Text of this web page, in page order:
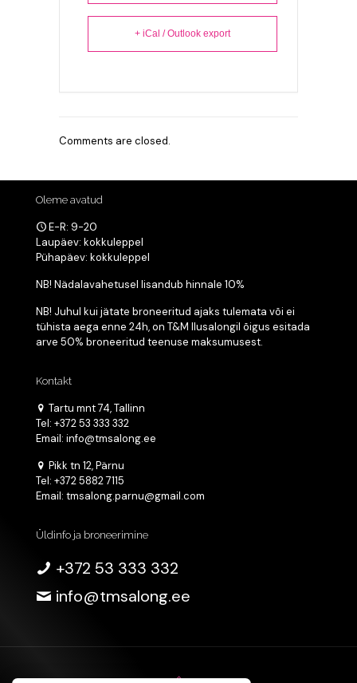
+ iCal / Outlook export
Comments are closed.
Oleme avatud
E-R: 9-20
Laupäev: kokkuleppel
Pühapäev: kokkuleppel
NB! Nädalavahetusel lisandub hinnale 10%
NB! Juhul kui jätate broneeritud ajaks tulemata või ei
tühista aega enne 24h, on T&M Ilusalongil õigus esitada
arve 50% broneeritud teenuse maksumusest.
Kontakt
Tartu mnt 74, Tallinn
Tel: +372 53 333 332
Email: info@tmsalong.ee
Pikk tn 12, Pärnu
Tel: +372 5882 7115
Email: tmsalong.parnu@gmail.com
Üldinfo ja broneerimine
+372 53 333 332
info@tmsalong.ee